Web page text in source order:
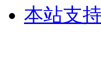
本站支